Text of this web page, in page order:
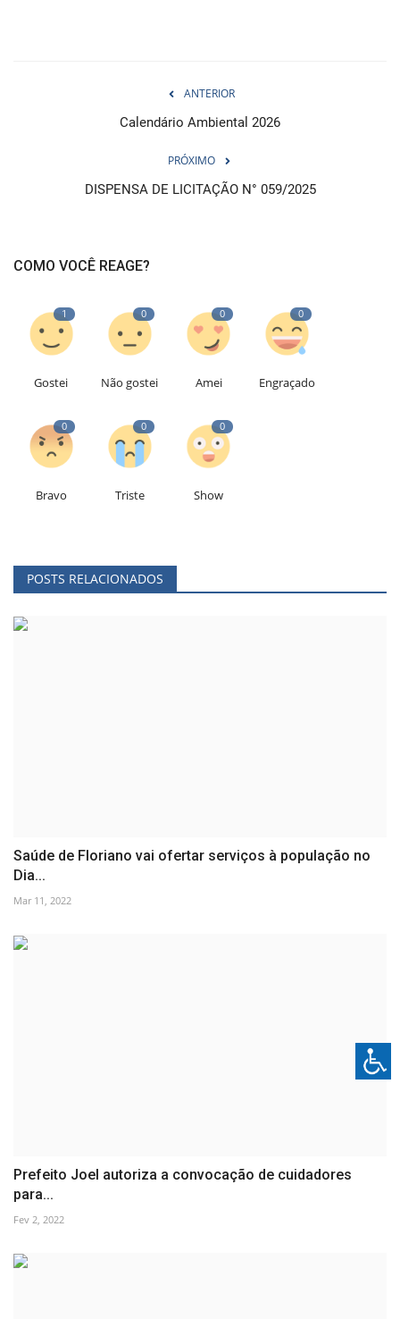
ANTERIOR
Calendário Ambiental 2026
PRÓXIMO
DISPENSA DE LICITAÇÃO N° 059/2025
COMO VOCÊ REAGE?
1
Gostei
0
Não gostei
0
Amei
0
Engraçado
0
Bravo
0
Triste
0
Show
POSTS RELACIONADOS
Saúde de Floriano vai ofertar serviços à população no
Dia...
Mar 11, 2022
Prefeito Joel autoriza a convocação de cuidadores
para...
Fev 2, 2022